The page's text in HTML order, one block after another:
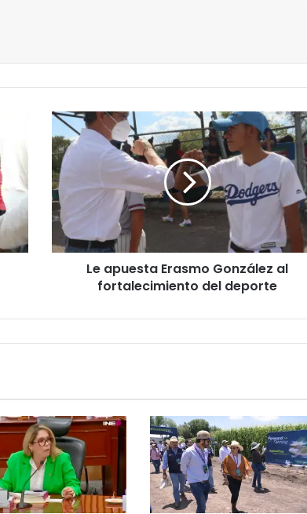
Le apuesta Erasmo González al
fortalecimiento del deporte